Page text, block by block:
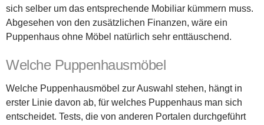
sich selber um das entsprechende Mobiliar kümmern muss.
Abgesehen von den zusätzlichen Finanzen, wäre ein
Puppenhaus ohne Möbel natürlich sehr enttäuschend.
Welche Puppenhausmöbel
Welche Puppenhausmöbel zur Auswahl stehen, hängt in
erster Linie davon ab, für welches Puppenhaus man sich
entscheidet. Tests, die von anderen Portalen durchgeführt